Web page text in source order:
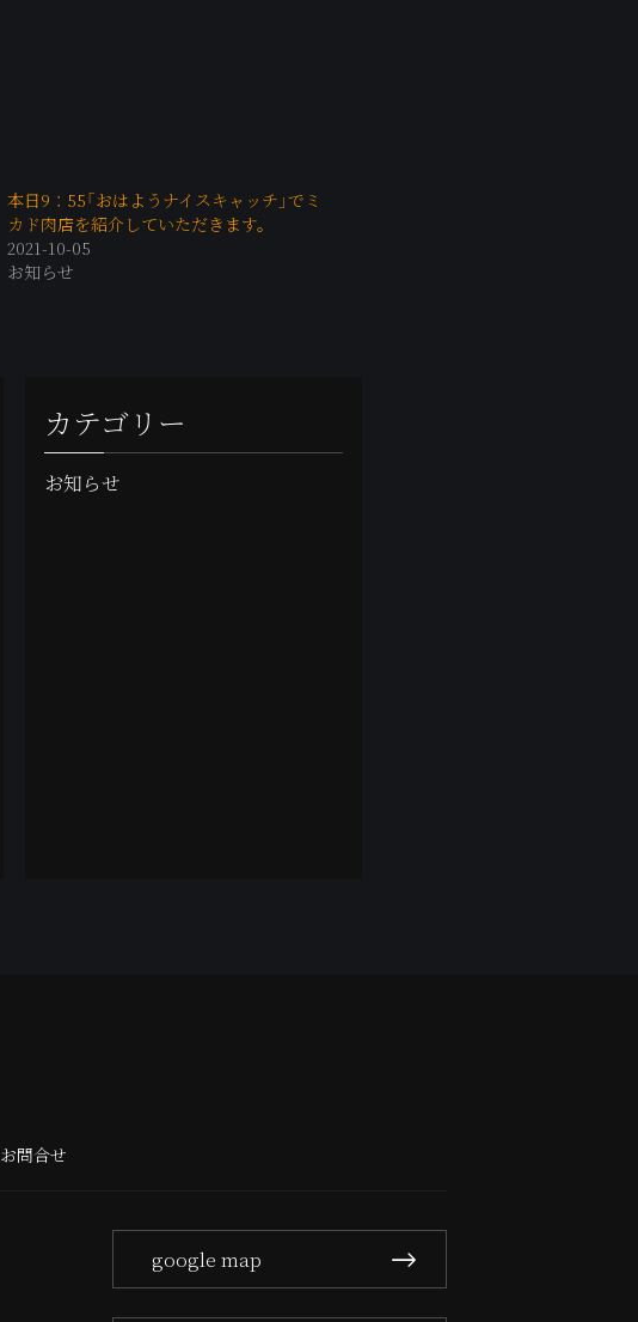
本日9：55「おはようナイスキャッチ」でミ
カド肉店を紹介していただきます。
2021-10-05
お知らせ
カテゴリー
お知らせ
お問合せ
google map